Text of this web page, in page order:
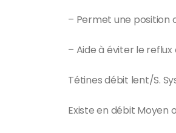
– Permet une position
– Aide à éviter le
Tétines débit lent/S.
Existe en débit Moyen